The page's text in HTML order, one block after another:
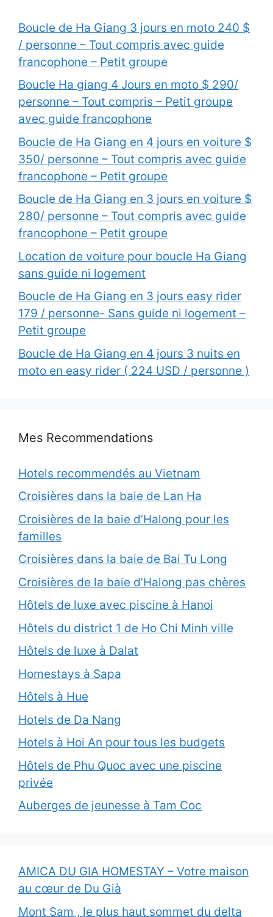
Boucle de Ha Giang 3 jours en moto 240 $
/ personne – Tout compris avec guide
francophone – Petit groupe
Boucle Ha giang 4 Jours en moto $ 290/
personne – Tout compris – Petit groupe
avec guide francophone
Boucle de Ha Giang en 4 jours en voiture $
350/ personne – Tout compris avec guide
francophone – Petit groupe
Boucle de Ha Giang en 3 jours en voiture $
280/ personne – Tout compris avec guide
francophone – Petit groupe
Location de voiture pour boucle Ha Giang
sans guide ni logement
Boucle de Ha Giang en 3 jours easy rider
179 / personne- Sans guide ni logement –
Petit groupe
Boucle de Ha Giang en 4 jours 3 nuits en
moto en easy rider ( 224 USD / personne )
Mes Recommendations
Hotels recommendés au Vietnam
Croisières dans la baie de Lan Ha
Croisières de la baie d’Halong pour les
familles
Croisières dans la baie de Bai Tu Long
Croisières de la baie d’Halong pas chères
Hôtels de luxe avec piscine à Hanoi
Hôtels du district 1 de Ho Chi Minh ville
Hôtels de luxe à Dalat
Homestays à Sapa
Hôtels à Hue
Hotels de Da Nang
Hotels à Hoi An pour tous les budgets
Hôtels de Phu Quoc avec une piscine
privée
Auberges de jeunesse à Tam Coc
AMICA DU GIA HOMESTAY – Votre maison
au cœur de Du Già
Mont Sam , le plus haut sommet du delta